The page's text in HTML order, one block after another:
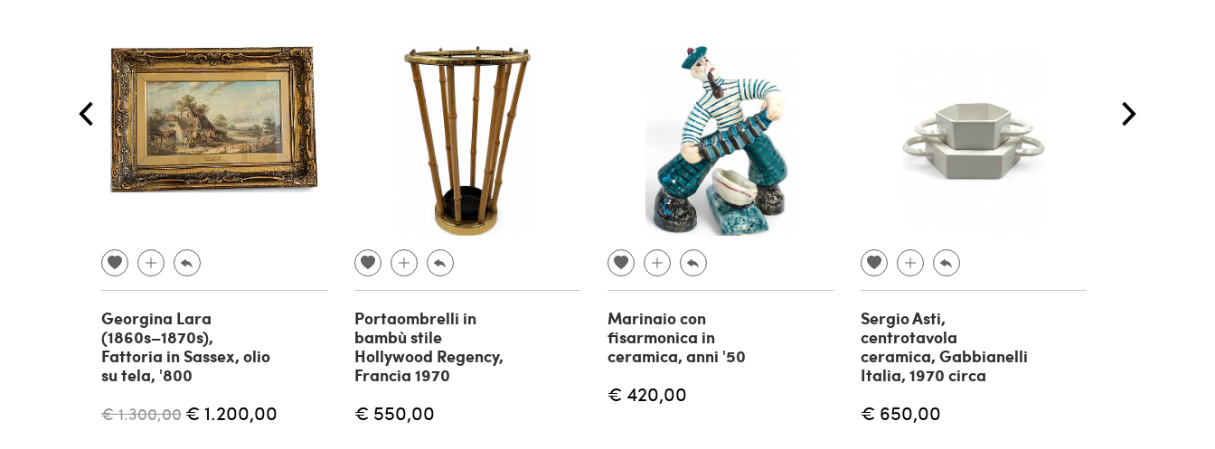
Georgina Lara
(1860s–1870s),
Fattoria in Sassex, olio
su tela, '800
€ 1.300,00 € 1.200,00
Portaombrelli in
bambù stile
Hollywood Regency,
Francia 1970
€ 550,00
Marinaio con
fisarmonica in
ceramica, anni '50
€ 420,00
Sergio Asti,
centrotavola
ceramica, Gabbianelli
Italia, 1970 circa
€ 650,00